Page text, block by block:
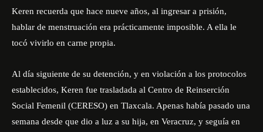
Keren recuerda que hace nueve años, al ingresar a prisión,
hablar de menstruación era prácticamente imposible. A ella le
tocó vivirlo en carne propia.
Al día siguiente de su detención, y en violación a los protocolos
establecidos, Keren fue trasladada al Centro de Reinserción
Social Femenil (CERESO) en Tlaxcala. Apenas había pasado una
semana desde que dio a luz a su hija, en Veracruz, y seguía en